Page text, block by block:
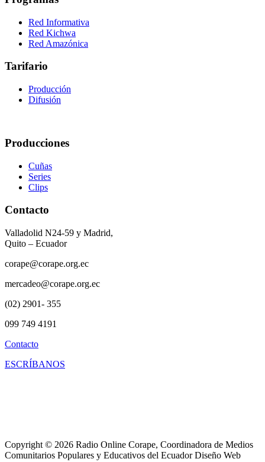
Red Informativa
Red Kichwa
Red Amazónica
Tarifario
Producción
Difusión
Producciones
Cuñas
Series
Clips
Contacto
Valladolid N24-59 y Madrid,
Quito – Ecuador
corape@corape.org.ec
mercadeo@corape.org.ec
(02) 2901- 355
099 749 4191
Contacto
ESCRÍBANOS
Copyright © 2026 Radio Online Corape, Coordinadora de Medios
Comunitarios Populares y Educativos del Ecuador Diseño Web